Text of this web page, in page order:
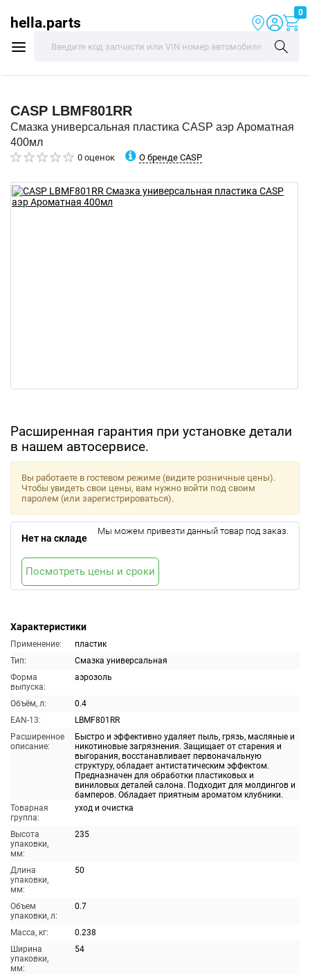
hella.parts
0
CASP LBMF801RR
Смазка универсальная пластика CASP аэр Ароматная
400мл
0 оценок О бренде CASP
Расширенная гарантия при установке детали
в нашем автосервисе.
Характеристики
Применение:
пластик
Тип:
Смазка универсальная
Форма
выпуска:
аэрозоль
Объём, л:
0.4
EAN-13:
LBMF801RR
Расширенное
описание:
Быстро и эффективно удаляет пыль, грязь, масляные и
никотиновые загрязнения. Защищает от старения и
выгорания, восстанавливает первоначальную
структуру, обладает антистатическим эффектом.
Предназначен для обработки пластиковых и
виниловых деталей салона. Подходит для молдингов и
бамперов. Обладает приятным ароматом клубники.
Товарная
группа:
уход и очистка
Высота
упаковки,
мм:
235
Длина
упаковки,
мм:
50
Объем
упаковки, л:
0.7
Масса, кг:
0.238
Ширина
упаковки,
мм:
54
Вы работаете в гостевом режиме (видите розничные цены).
Чтобы увидеть свои цены, вам нужно войти под своим
паролем (или зарегистрироваться).
Нет на складе
Мы можем привезти данный товар под заказ.
Посмотреть цены и сроки